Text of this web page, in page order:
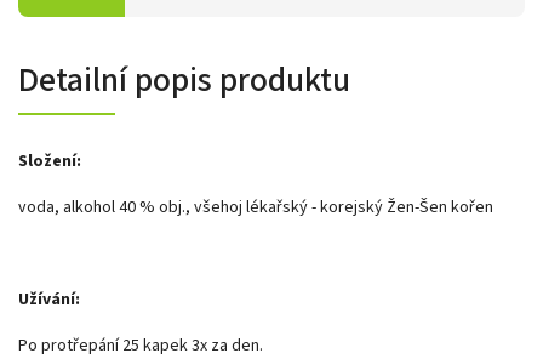
Detailní popis produktu
Složení:
voda, alkohol 40 % obj., všehoj lékařský - korejský Žen-Šen kořen
Užívání:
Po protřepání 25 kapek 3x za den.